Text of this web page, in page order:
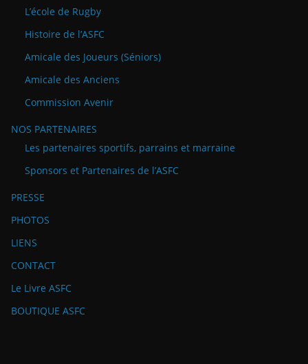
L’école de Rugby
Histoire de l’ASFC
Amicale des Joueurs (Séniors)
Amicale des Anciens
Commission Avenir
NOS PARTENAIRES
Les partenaires sportifs, parrains et marraine
Sponsors et Partenaires de l’ASFC
PRESSE
PHOTOS
LIENS
CONTACT
Le Livre ASFC
BOUTIQUE ASFC